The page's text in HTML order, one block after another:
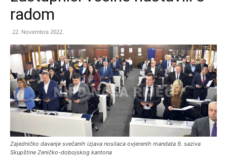
radom
22. Novembra 2022.
Zajedničko davanje svečanih izjava nosilaca ovjerenih mandata 9. saziva
Skupštine Zeničko-dobojskog kantona